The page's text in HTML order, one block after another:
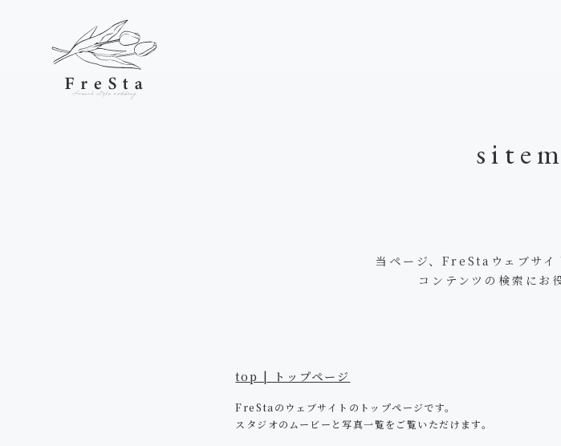
当ページ、FreStaウェブサイ
コンテンツの検索にお
top | トップページ
FreStaのウェブサイトのトップページです。
スタジオのムービーと写真一覧をご覧いただけます。